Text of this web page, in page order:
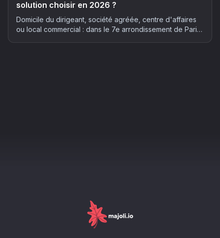
solution choisir en 2026 ?
Domicile du dirigeant, société agréée, centre d'affaires
ou local commercial : dans le 7e arrondissement de Paris,